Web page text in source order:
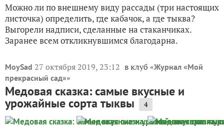
Можно ли по внешнему виду рассады (три настоящих
листочка) определить, где кабачок, а где тыква?
Выгорели надписи, сделанные на стаканчиках.
Заранее всем откликнувшимся благодарна.
MoySad 27 октября 2019, 23:12 в клуб «Журнал «Мой
прекрасный сад»»
Медовая сказка: самые вкусные и
урожайные сорта тыквы 4